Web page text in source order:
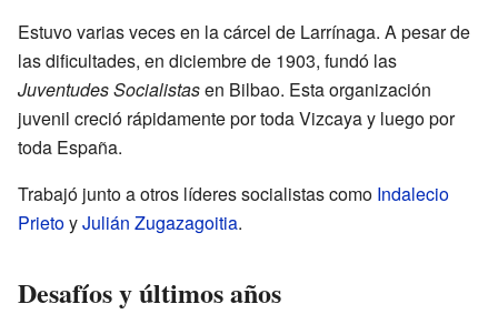
Estuvo varias veces en la cárcel de Larrínaga. A pesar de
las dificultades, en diciembre de 1903, fundó las
Juventudes Socialistasen Bilbao. Esta organización
juvenil creció rápidamente por toda Vizcaya y luego por
toda España.
Trabajó junto a otros líderes socialistas como Indalecio
PrietoyJulián Zugazagoitia.
Desafíos y últimos años